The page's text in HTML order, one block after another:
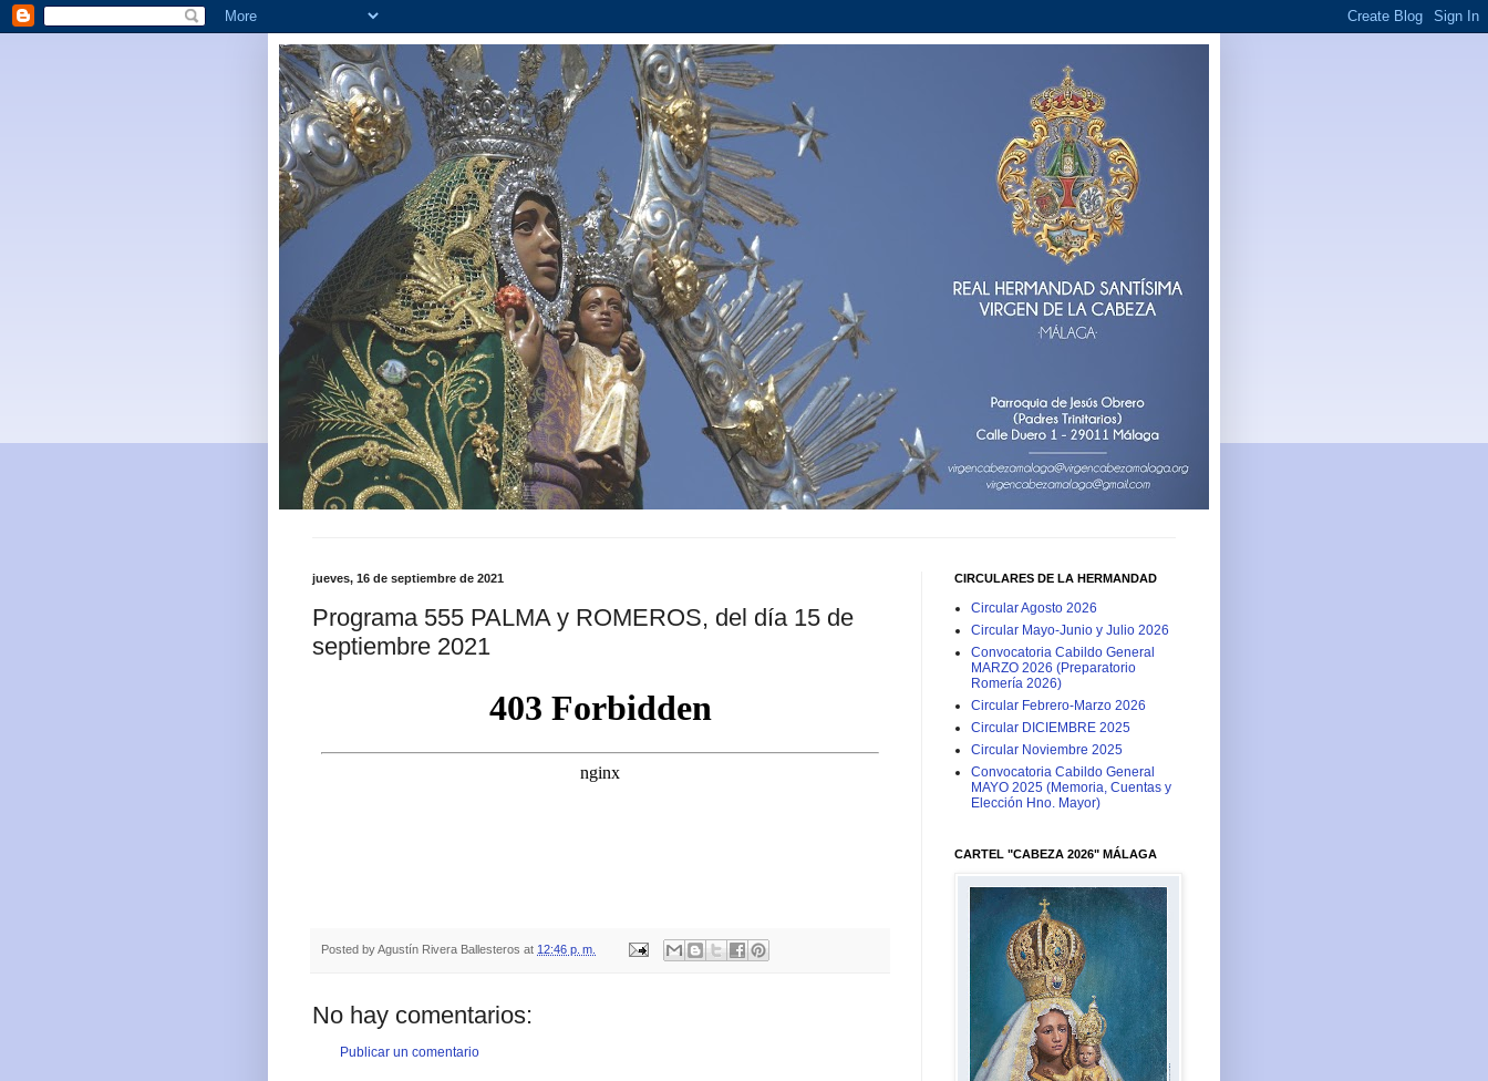
jueves, 16 de septiembre de 2021
Programa 555 PALMA y ROMEROS, del día 15 de
septiembre 2021
Posted byAgustín Rivera Ballesteros at 12:46 p. m.
No hay comentarios:
Publicar un comentario
CIRCULARES DE LA HERMANDAD
Circular Agosto 2026
Circular Mayo-Junio y Julio 2026
Convocatoria Cabildo General
MARZO 2026 (Preparatorio
Romería 2026)
Circular Febrero-Marzo 2026
Circular DICIEMBRE 2025
Circular Noviembre 2025
Convocatoria Cabildo General
MAYO 2025 (Memoria, Cuentas y
Elección Hno. Mayor)
CARTEL "CABEZA 2026" MÁLAGA